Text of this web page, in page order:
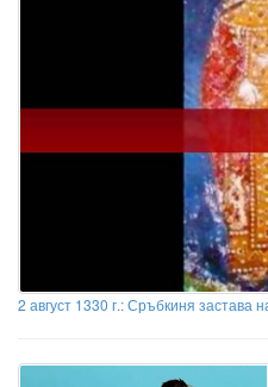
2 август 1330 г.: Сръбкиня застава